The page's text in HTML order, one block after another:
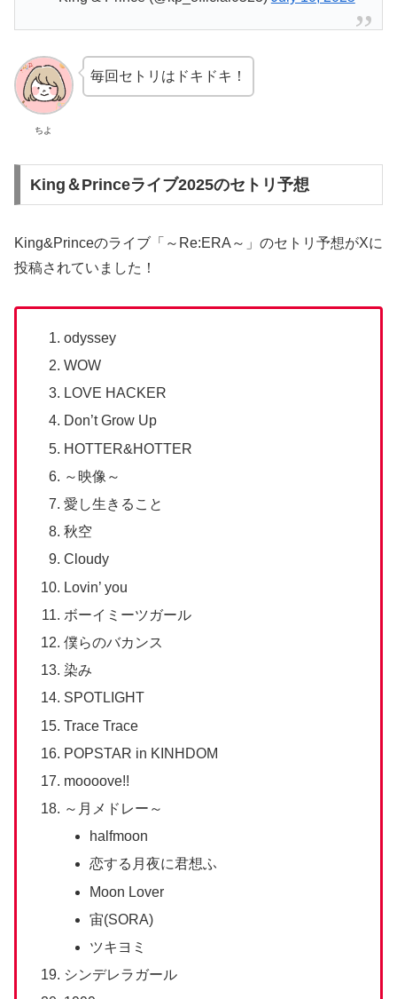
ちよ
毎回セトリはドキドキ！
King＆Princeライブ2025のセトリ予想
King&Princeのライブ「～Re:ERA～」のセトリ予想がXに
投稿されていました！
odyssey
WOW
LOVE HACKER
Don’t Grow Up
HOTTER&HOTTER
～映像～
愛し生きること
秋空
Cloudy
Lovin’ you
ボーイミーツガール
僕らのバカンス
染み
SPOTLIGHT
Trace Trace
POPSTAR in KINHDOM
moooove!!
～月メドレー～
halfmoon
恋する月夜に君想ふ
Moon Lover
宙(SORA)
ツキヨミ
シンデレラガール